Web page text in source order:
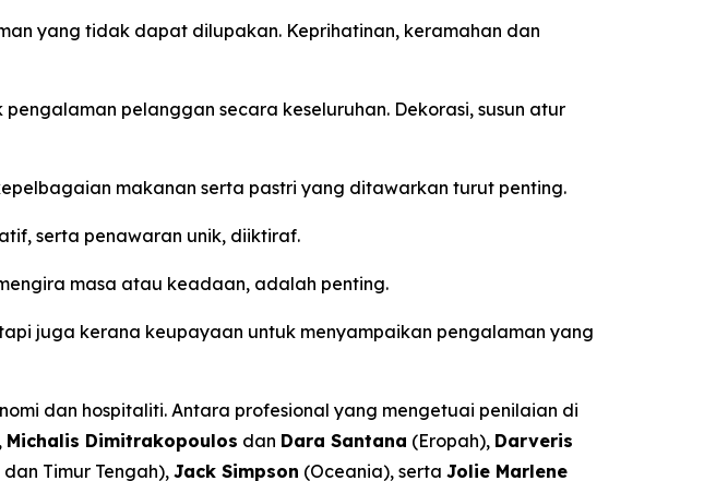
yang tidak dapat dilupakan. Keprihatinan, keramahan dan
pelanggan secara keseluruhan. Dekorasi, susun atur
makanan serta pastri yang ditawarkan turut penting.
serta penawaran unik, diiktiraf.
masa atau keadaan, adalah penting.
juga kerana keupayaan untuk menyampaikan pengalaman yang
dan hospitaliti. Antara profesional yang mengetuai penilaian di
Michalis Dimitrakopoulos dan Dara Santana (Eropah), Darveris
dan Timur Tengah),Jack Simpson (Oceania), serta Jolie Marlene